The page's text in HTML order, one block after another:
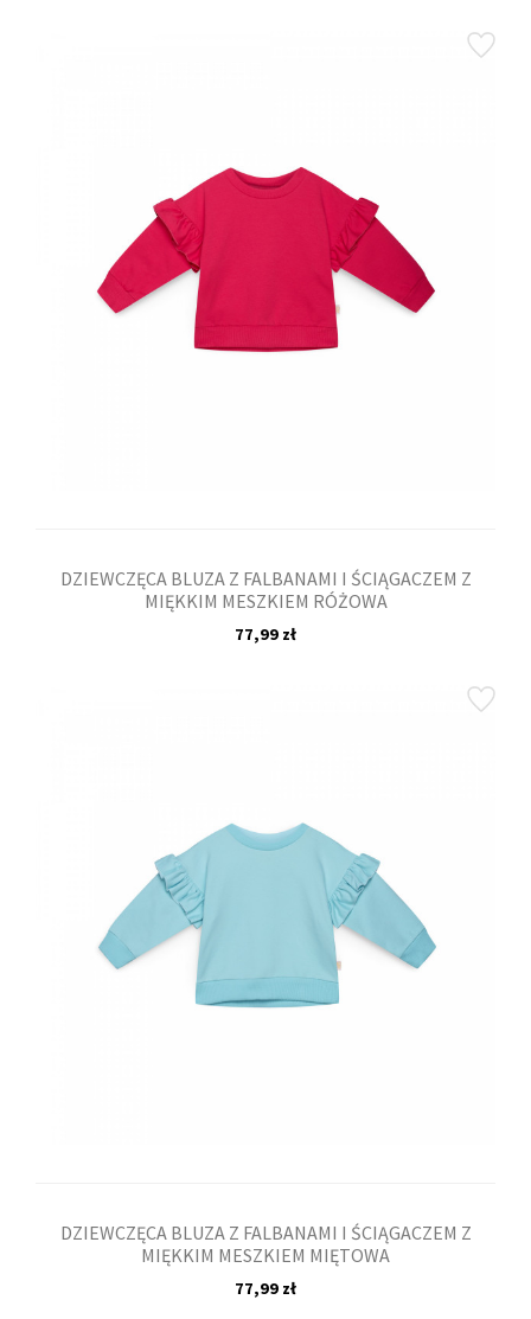
DZIEWCZĘCA BLUZA Z FALBANAMI I ŚCIĄGACZEM Z
MIĘKKIM MESZKIEM RÓŻOWA
77,99 zł
DZIEWCZĘCA BLUZA Z FALBANAMI I ŚCIĄGACZEM Z
MIĘKKIM MESZKIEM MIĘTOWA
77,99 zł